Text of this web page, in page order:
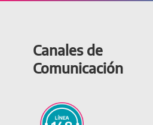
Canales de
Comunicación